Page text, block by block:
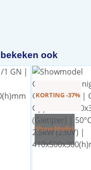
ook
KORTING -37%
Show-Model